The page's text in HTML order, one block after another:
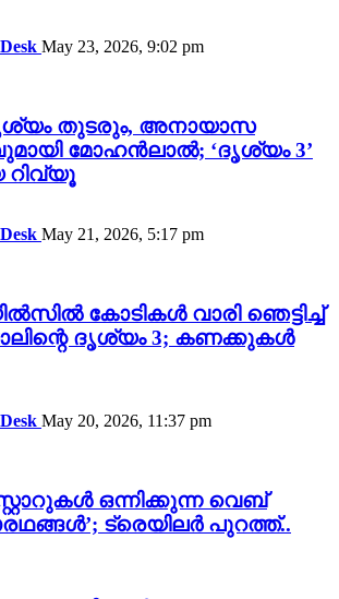
May 23, 2026, 9:02 pm
തുടരും, അനായാസ
മോഹൻലാൽ; ‘ദൃശ്യം 3’
റിവ്യൂ
May 21, 2026, 5:17 pm
കോടികൾ വാരി ഞെട്ടിച്ച്
ദൃശ്യം 3; കണക്കുകൾ
May 20, 2026, 11:37 pm
ഒന്നിക്കുന്ന വെബ്
ട്രെയിലർ പുറത്ത്..